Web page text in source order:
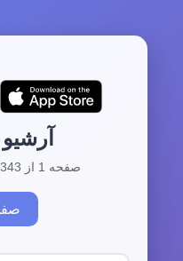
صفحه 1 از 343 | مجموع 3425 آرشیو